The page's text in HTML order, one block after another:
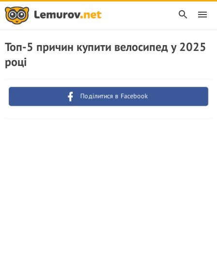
Топ-5 причин купити велосипед у 2025
році
Поділитися в Facebook